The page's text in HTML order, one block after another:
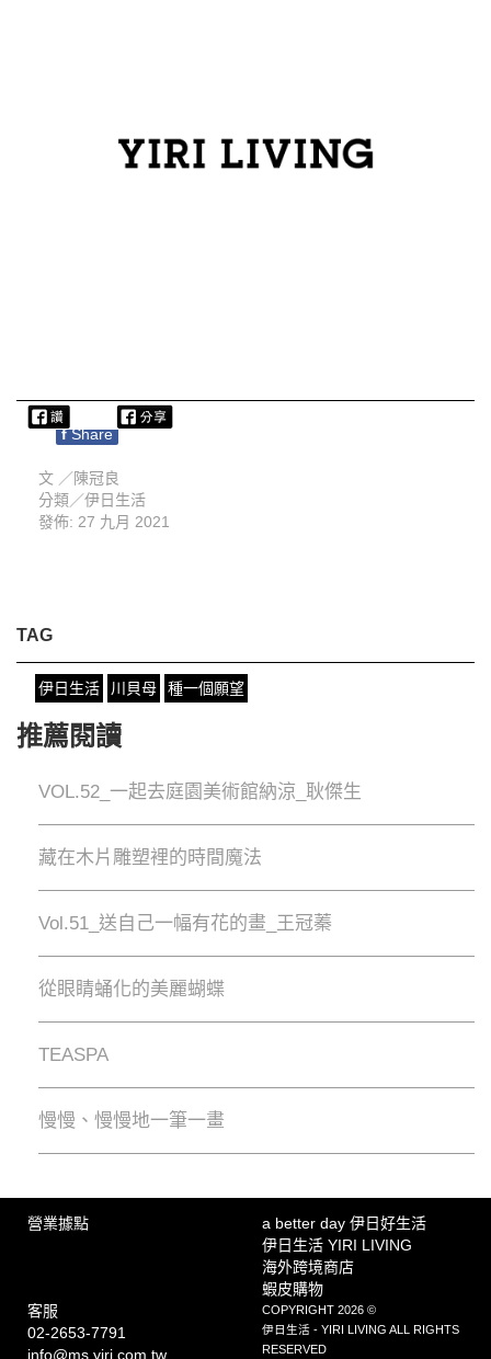
f Share
文 ／陳冠良
分類／伊日生活
發佈: 27 九月 2021
TAG
伊日生活 川貝母 種一個願望
推薦閱讀
VOL.52_一起去庭園美術館納涼_耿傑生
藏在木片雕塑裡的時間魔法
Vol.51_送自己一幅有花的畫_王冠蓁
從眼睛蛹化的美麗蝴蝶
TEASPA
慢慢、慢慢地⼀筆⼀畫
營業據點
a better day 伊日好生活
伊日生活 YIRI LIVING
海外跨境商店
蝦皮購物
客服
02-2653-7791
info@ms.yiri.com.tw
COPYRIGHT 2026 ©
伊日生活 - YIRI LIVING ALL RIGHTS
RESERVED